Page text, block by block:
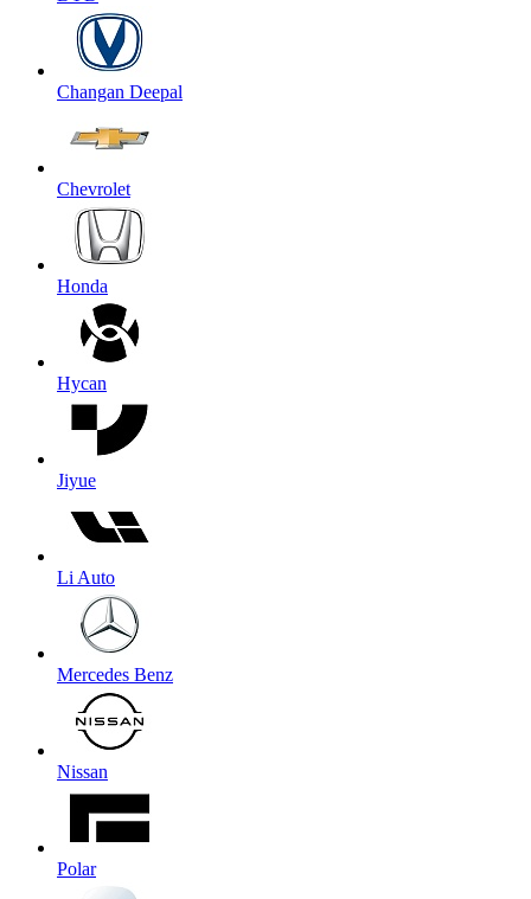
Changan Deepal
Chevrolet
Honda
Hycan
Jiyue
Li Auto
Mercedes Benz
Nissan
Polar